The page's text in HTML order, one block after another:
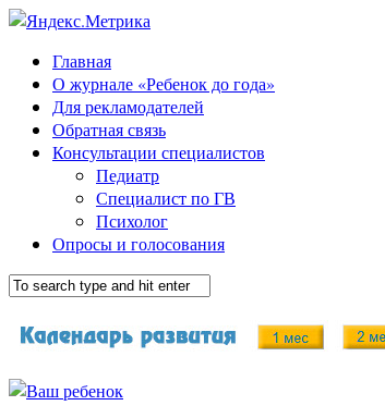
Главная
О журнале «Ребенок до года»
Для рекламодателей
Обратная связь
Консультации специалистов
Педиатр
Специалист по ГВ
Психолог
Опросы и голосования